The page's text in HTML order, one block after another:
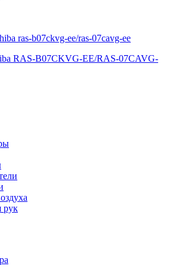
RAS-B07CKVG-EE/RAS-07CAVG-
рук